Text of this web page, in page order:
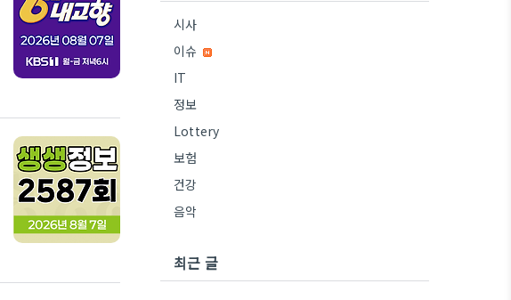
시사
이슈
IT
정보
Lottery
보험
건강
음악
최근 글